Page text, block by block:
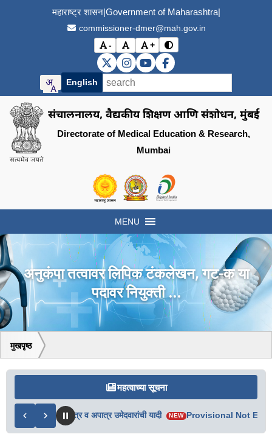
महाराष्ट्र शासन|Government of Maharashtra|
commissioner-dmer@mah.gov.in
-
अक्षर आकार कमी करा (Decrease font size)
मूळ अक्षर आकार (Reset font size)
+
अक्षर आकार वाढवा (Increase font
विरोधाभास मोड बदला
DMER X (Twitter)
DMER Instagram
DMER YouTube
DMER Facebook
English
संचालनालय, वैद्यकीय शिक्षण आणि संशोधन, मुंबई
Directorate of Medical Education & Research,
Mumbai
Visit the Government of Maharashtra
Visit the Directorate of
MENU
अनुकंपा तत्वावर लिपिक टंकलेखन, गट-क या
पदावर नियुक्ती ...
मुखपृष्ठ
महत्वाच्या सूचना
व 2ऱ्या फेरीतील पात्र व अपात्र उमेदवारांची यादी NEW Provisional Not